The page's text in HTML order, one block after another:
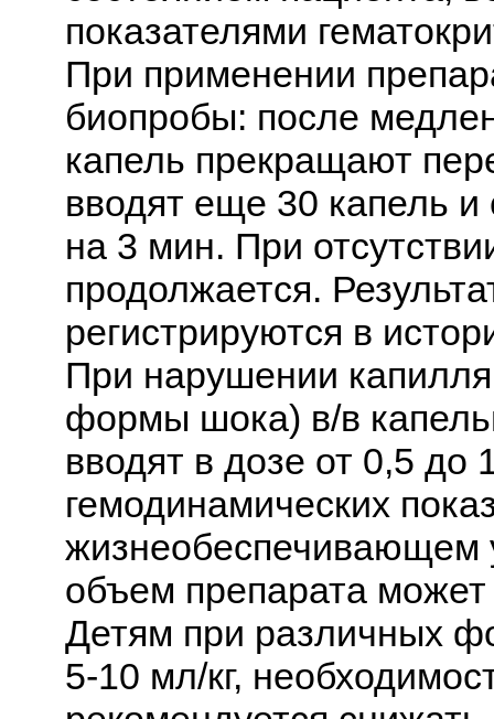
показателями
При применении
биопробы: после
капель прекращают
вводят еще 30 капель
на 3 мин. При
продолжается.
регистрируются в
При нарушении
формы шока) в/в
вводят в дозе от 0,5 до
гемодинамических
жизнеобеспечивающем
объем препарата
Детям при различных
5-10 мл/кг,